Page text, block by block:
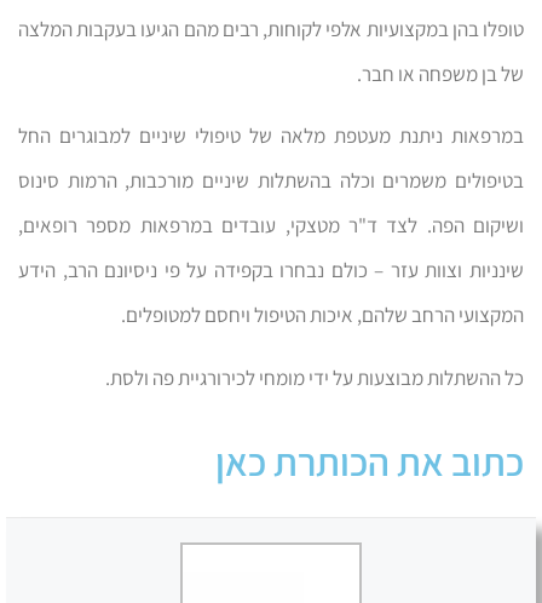
טופלו בהן במקצועיות אלפי לקוחות, רבים מהם הגיעו בעקבות המלצה
של בן משפחה או חבר.
במרפאות ניתנת מעטפת מלאה של טיפולי שיניים למבוגרים החל
בטיפולים משמרים וכלה בהשתלות שיניים מורכבות, הרמות סינוס
ושיקום הפה. לצד ד"ר מטצקי, עובדים במרפאות מספר רופאים,
שינניות וצוות עזר – כולם נבחרו בקפידה על פי ניסיונם הרב, הידע
המקצועי הרחב שלהם, איכות הטיפול ויחסם למטופלים.
כל ההשתלות מבוצעות על ידי מומחי לכירורגיית פה ולסת.
כתוב את הכותרת כאן